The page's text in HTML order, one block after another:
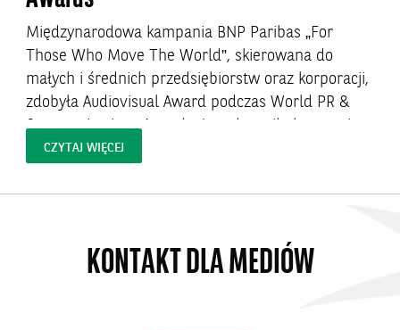
Międzynarodowa kampania BNP Paribas „For
Those Who Move The World”, skierowana do
małych i średnich przedsiębiorstw oraz korporacji,
zdobyła Audiovisual Award podczas World PR &
Communications Awards. Jury doceniło kampanię
za autentyczne opowiedzenie historii europejskich
materiałów, które pokazują realną współpracę z
CZYTAJ WIĘCEJ
KONTAKT DLA MEDIÓW